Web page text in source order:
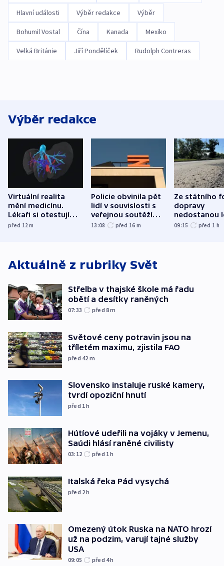
Hlavní události Výběr redakce Výběr
Bohumil Vostal Čína Kanada Mexiko
Velká Británie Jiří Pondělíček Rudolph Contreras
Výběr redakce
Virtuální realita
mění medicínu.
Lékaři si otestují
každý řez, říká
před 12m
Policie obvinila pět
lidí v souvislosti s
veřejnou soutěží
Správy železnic
13:08 před 16 m
Ze státního
dopravy
nedostanou
kraje na
09:15 před 1 h
Aktuálně z rubriky Svět
Střelba v thajské škole má řadu
obětí a desítky raněných
07:33 před 8m
Světové ceny potravin jsou na
tříletém maximu, zjistila FAO
před 42 m
Slovensko instaluje ruské kamery,
tvrdí opoziční hnutí
před 1h
Hútíové udeřili na vojáky v Jemenu,
Saúdi hlásí raněné civilisty
03:12 před 1h
Italská řeka Pád vysychá
před 2h
Omezený útok Ruska na NATO hrozí
už na podzim, varují tajné služby
USA
09:05 před 4h